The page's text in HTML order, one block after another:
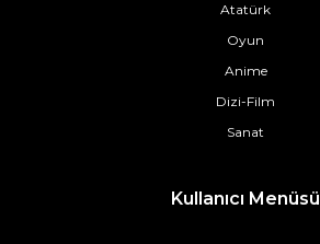
Atatürk
Oyun
Anime
Dizi-Film
Sanat
Kullanıcı Menüsü